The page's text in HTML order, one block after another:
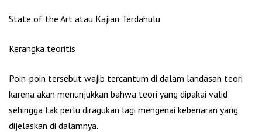
State of the Art atau Kajian Terdahulu
Kerangka teoritis
Poin-poin tersebut wajib tercantum di dalam landasan teori
karena akan menunjukkan bahwa teori yang dipakai valid
sehingga tak perlu diragukan lagi mengenai kebenaran yang
dijelaskan di dalamnya.